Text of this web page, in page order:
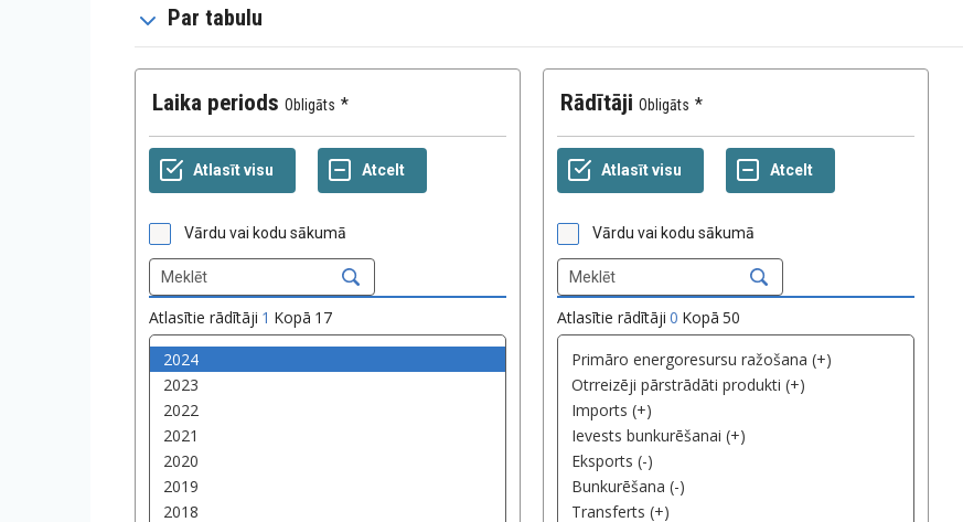
Par tabulu
Laika periods Obligāts
Vārdu vai kodu sākumā
Atlasītie rādītāji 1 Kopā 17
Rādītāji Obligāts
Vārdu vai kodu sākumā
Atlasītie rādītāji 0 Kopā 50